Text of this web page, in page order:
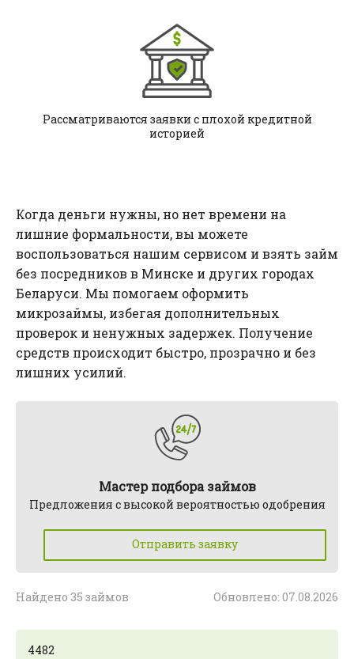
Рассматриваются заявки с плохой кредитной
историей
Когда деньги нужны, но нет времени на
лишние формальности, вы можете
воспользоваться нашим сервисом и взять займ
без посредников в Минске и других городах
Беларуси. Мы помогаем оформить
микрозаймы, избегая дополнительных
проверок и ненужных задержек. Получение
средств происходит быстро, прозрачно и без
лишних усилий.
Мастер подбора займов
Предложения с высокой вероятностью одобрения
Отправить заявку
Найдено 35 займов Обновлено: 07.08.2026
4482